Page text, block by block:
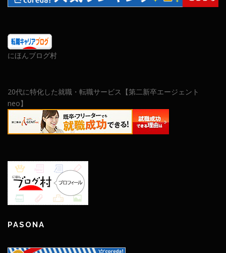
にほんブログ村
20代に特化した就職・転職サービス【第二新卒エージェント
neo】
PASONA